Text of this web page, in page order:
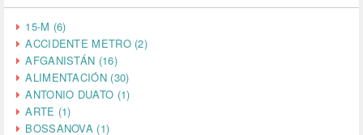
15-M (6)
ACCIDENTE METRO (2)
AFGANISTÁN (16)
ALIMENTACIÓN (30)
ANTONIO DUATO (1)
ARTE (1)
BOSSANOVA (1)